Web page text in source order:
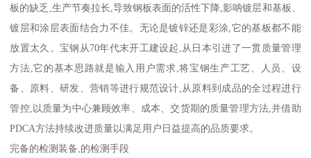
板的缺乏,生产节奏拉长,导致钢板表面的活性下降,影呐镀层和基板、
镀层和涂层表面结合力不佳。无论是镀锌还是彩涂,它的基板都不能
放置太久。宝钢从70年代末开工建设起,从日本引进了一贯质量管理
方法,它的基本思路就是输入用户需求,将宝钢生产工艺、人员、设
备、原料、研发、营销等进行规范设计,从原料到成品的全过程进行
管控,以质量为中心兼顾效率、成本、交货期的质量管理方法,并借助
PDCA方法持续改进质量以满足用户日益提高的品质要求。
完备的检测装备,的检测手段